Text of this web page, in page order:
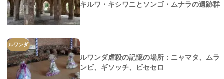
キルワ・キシワニとソンゴ・ムナラの遺跡群
ルワンダ
ルワンダ虐殺の記憶の場所：ニャマタ、ムラ
ンビ、ギソッチ、ビセセロ